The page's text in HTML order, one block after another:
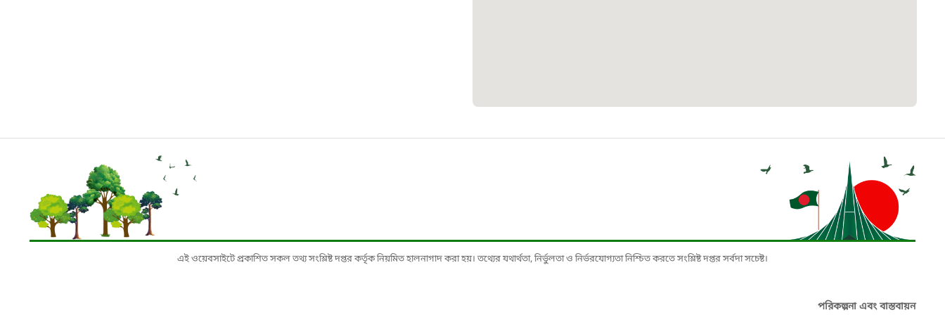
১৬১০৯
বাংলাদেশ কর্মচারী কল্যাণ বোর্ড হটলাইন
০১৯০৮৮৮৮৮৮৮
১৬১১৩
এই ওয়েবসাইটে প্রকাশিত সকল তথ্য সংশ্লিষ্ট দপ্তর কর্তৃক নিয়মিত হালনাগাদ করা হয়। তথ্যের যথার্থতা, নির্ভুলতা ও নির্ভরযোগ্যতা নিশ্চিত করতে সংশ্লিষ্ট দপ্তর সর্বদা সচেষ্ট।
পরিকল্পনা এবং বাস্তবায়ন